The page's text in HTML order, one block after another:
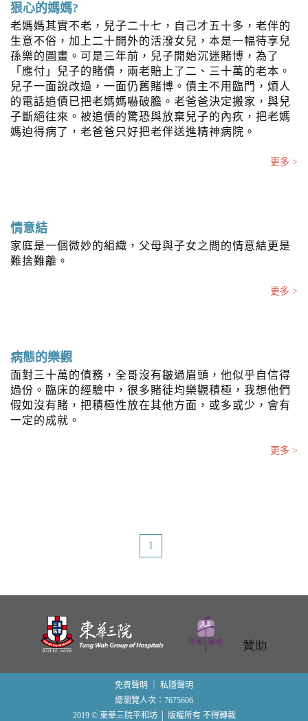
狠心的媽媽?
老媽媽其實不老，兒子二十七，自己才五十多，老伴的
生意不俗，加上二十開外的活潑女兒，本是一幅待享兒
孫樂的圖畫。可是三年前，兒子開始沉迷賭博，為了
「應付」兒子的賭債，兩老賠上了二、三十萬的老本。
兒子一面說改過，一面仍舊賭博。債主不用臨門，煩人
的電話追債已把老媽媽嚇破膽。老爸爸決定搬家，與兒
子斷絕往來。被追債的驚恐與放棄兒子的內疚，把老媽
媽迫得病了，老爸爸只好把老伴送進精神病院。
更多 >
情意結
家庭是一個微妙的組織，父母與子女之間的情意結更是
難捨難離。
更多 >
病態的樂觀
面對三十萬的債務，全哥沒有皺過眉頭，他似乎自信得
過份。臨床的經驗中，很多賭徒均樂觀積極，我想他們
假如沒有賭，把積極性放在其他方面，或多或少，會有
一定的成就。
更多 >
1
免責聲明
私隱聲明
總瀏覽人次：7675606
2019 © 東華三院平和坊 │ 版權所有 不得轉載